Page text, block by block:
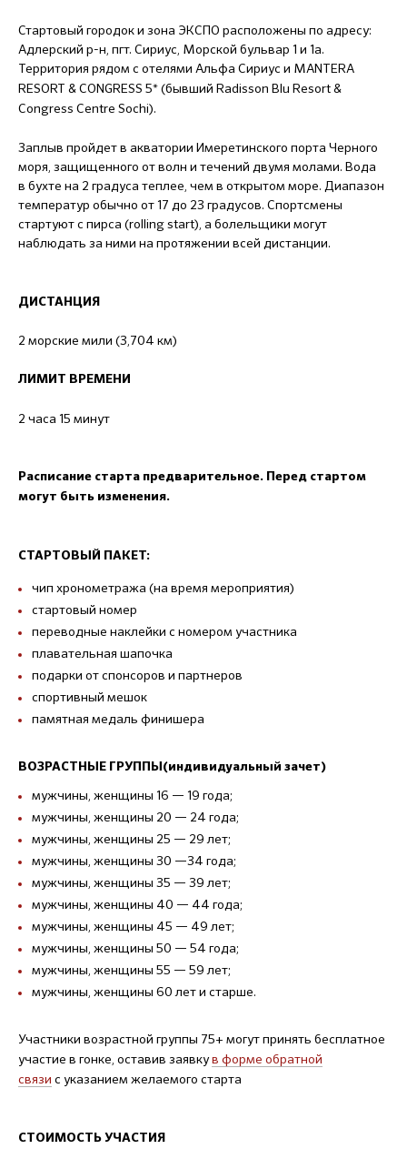
Стартовый городок и зона ЭКСПО расположены по адресу:
Адлерский р-н, пгт. Сириус, Морской бульвар 1 и 1а.
Территория рядом с отелями Альфа Сириус и MANTERA
RESORT & CONGRESS 5* (бывший Radisson Blu Resort &
Congress Centre Sochi).
Заплыв пройдет в акватории Имеретинского порта Черного
моря, защищенного от волн и течений двумя молами. Вода
в бухте на 2 градуса теплее, чем в открытом море. Диапазон
температур обычно от 17 до 23 градусов. Спортсмены
стартуют с пирса (rolling start), а болельщики могут
наблюдать за ними на протяжении всей дистанции.
ДИСТАНЦИЯ
2 морские мили (3,704 км)
ЛИМИТ ВРЕМЕНИ
2 часа 15 минут
Расписание старта предварительное. Перед стартом
могут быть изменения.
СТАРТОВЫЙ ПАКЕТ:
чип хронометража (на время мероприятия)
стартовый номер
переводные наклейки с номером участника
плавательная шапочка
подарки от спонсоров и партнеров
спортивный мешок
памятная медаль финишера
ВОЗРАСТНЫЕ ГРУППЫ(индивидуальный зачет)
мужчины, женщины 16 — 19 года;
мужчины, женщины 20 — 24 года;
мужчины, женщины 25 — 29 лет;
мужчины, женщины 30 —34 года;
мужчины, женщины 35 — 39 лет;
мужчины, женщины 40 — 44 года;
мужчины, женщины 45 — 49 лет;
мужчины, женщины 50 — 54 года;
мужчины, женщины 55 — 59 лет;
мужчины, женщины 60 лет и старше.
Участники возрастной группы 75+ могут принять бесплатное
участие в гонке, оставив заявкув форме обратной
связи с указанием желаемого старта
СТОИМОСТЬ УЧАСТИЯ